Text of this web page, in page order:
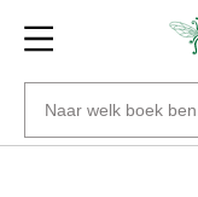
Gratis
verzending
vanaf
20
euro
Zoeken
naar